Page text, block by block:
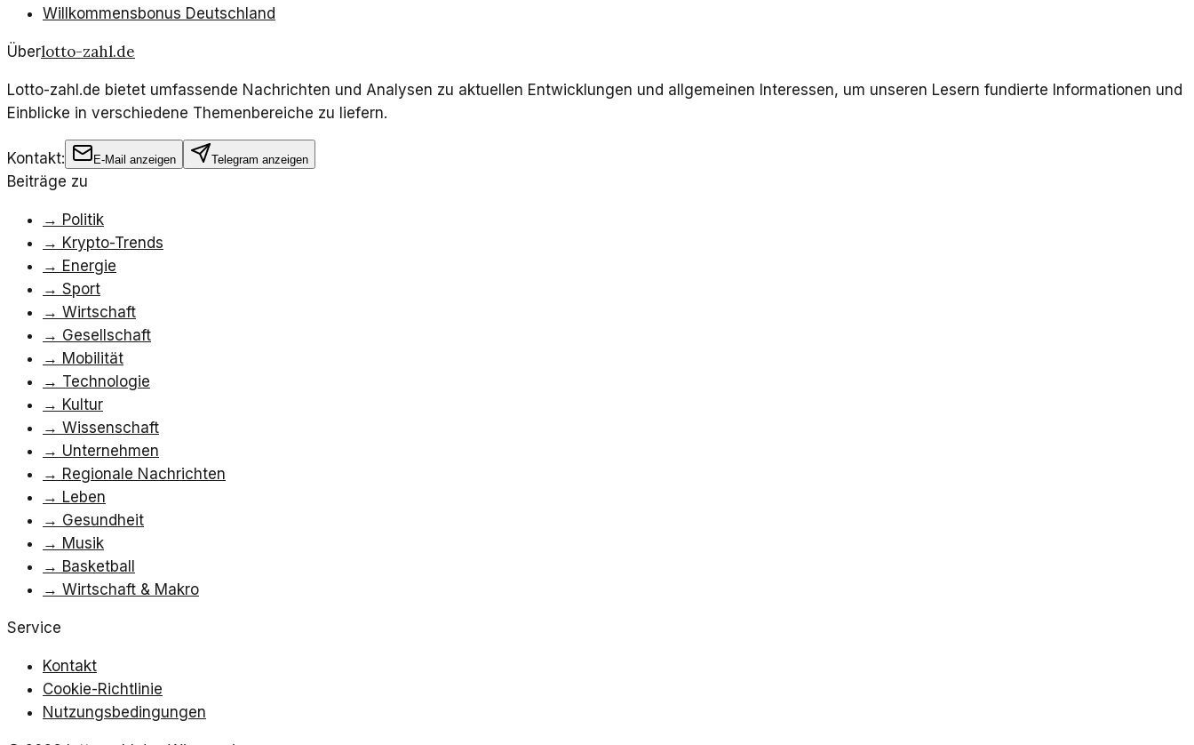
Willkommensbonus Deutschland
Überlotto-zahl.de
Lotto-zahl.de bietet umfassende Nachrichten und Analysen zu aktuellen Entwicklungen und allgemeinen Interessen, um unseren Lesern fundierte Informationen und
Einblicke in verschiedene Themenbereiche zu liefern.
Kontakt: E-Mail anzeigen Telegram anzeigen
Beiträge zu
→ Politik
→ Krypto-Trends
→ Energie
→ Sport
→ Wirtschaft
→ Gesellschaft
→ Mobilität
→ Technologie
→ Kultur
→ Wissenschaft
→ Unternehmen
→ Regionale Nachrichten
→ Leben
→ Gesundheit
→ Musik
→ Basketball
→ Wirtschaft & Makro
Service
Kontakt
Cookie-Richtlinie
Nutzungsbedingungen